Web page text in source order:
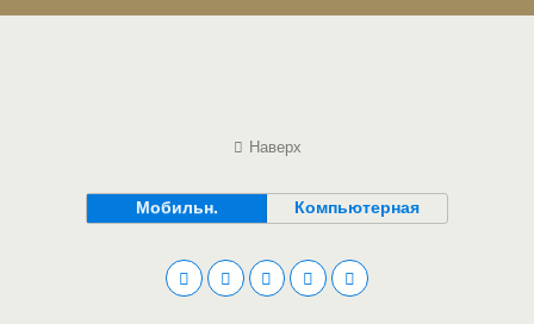
Наверх
Мобильн. Компьютерная